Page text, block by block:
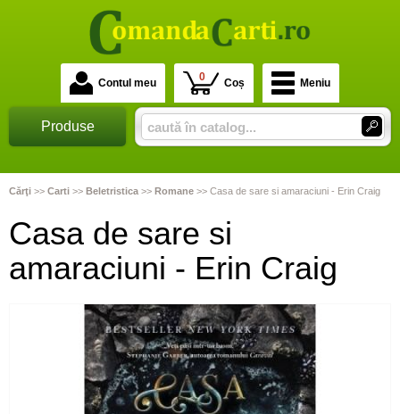
Contul meu 0 Coș Meniu
Produse
Cărţi >> Carti >> Beletristica >> Romane >> Casa de sare si amaraciuni - Erin Craig
Casa de sare si
amaraciuni - Erin Craig